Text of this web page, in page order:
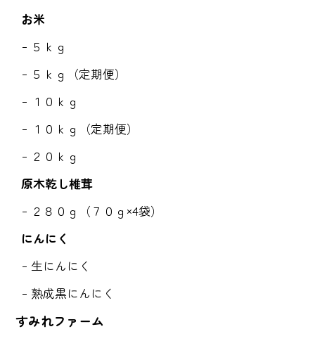
お米
５ｋｇ
５ｋｇ（定期便）
１０ｋｇ
１０ｋｇ（定期便）
２０ｋｇ
原木乾し椎茸
２８０ｇ（７０ｇ×4袋）
にんにく
生にんにく
熟成黒にんにく
すみれファーム